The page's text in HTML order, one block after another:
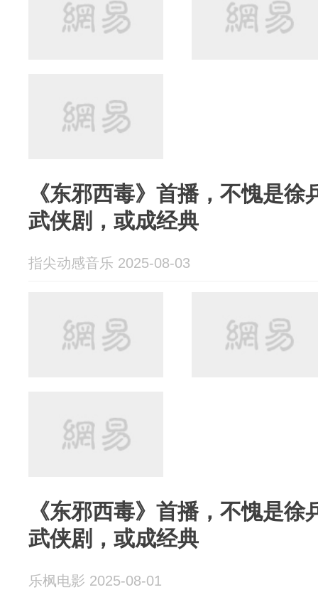
《东邪西毒》首播，不愧是
武侠剧，或成经典
指尖动感音乐 2025-08-03
《东邪西毒》首播，不愧是
武侠剧，或成经典
乐枫电影 2025-08-01